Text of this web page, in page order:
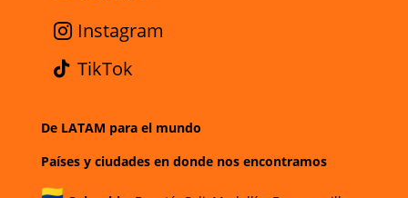
Instagram
TikTok
De LATAM para el mundo
Países y ciudades en donde nos encontramos